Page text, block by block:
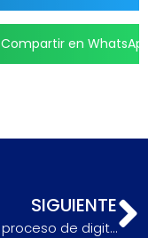
Compartir en
SIGUIENTE
Avanza proceso de digitalización de números históricos de la revista Atenea